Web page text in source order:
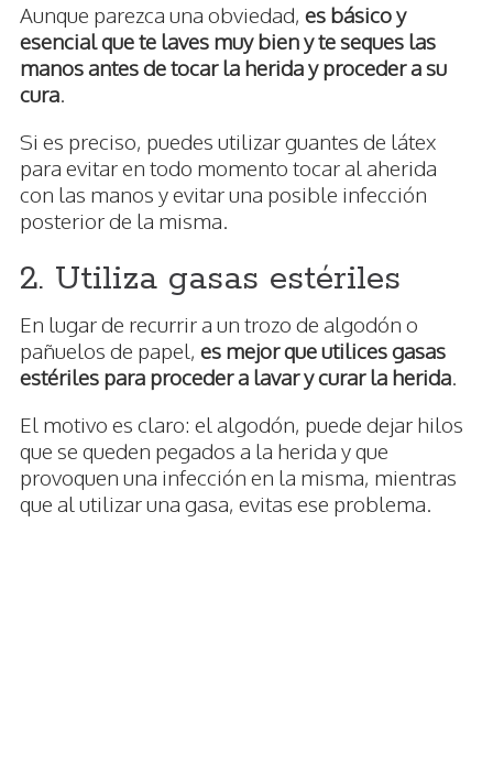
Aunque parezca una obviedad, es básico y
esencial que te laves muy bien y te seques las
manos antes de tocar la herida y proceder a su
cura.
Si es preciso, puedes utilizar guantes de látex
para evitar en todo momento tocar al aherida
con las manos y evitar una posible infección
posterior de la misma.
2. Utiliza gasas estériles
En lugar de recurrir a un trozo de algodón o
pañuelos de papel, es mejor que utilices gasas
estériles para proceder a lavar y curar la herida.
El motivo es claro: el algodón, puede dejar hilos
que se queden pegados a la herida y que
provoquen una infección en la misma, mientras
que al utilizar una gasa, evitas ese problema.